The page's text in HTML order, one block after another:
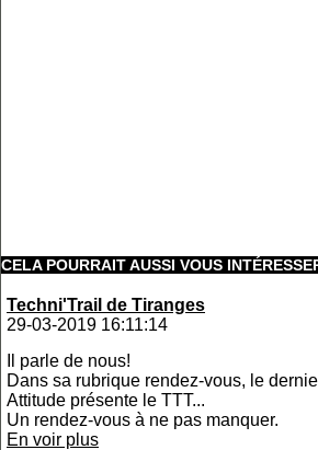
CELA POURRAIT AUSSI VOUS
Techni'Trail de Tiranges
29-03-2019 16:11:14
Il parle de nous!
Dans sa rubrique rendez-vous, le
Attitude présente le TTT...
Un rendez-vous à ne pas manquer.
En voir plus